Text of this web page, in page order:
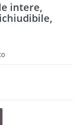
intere,